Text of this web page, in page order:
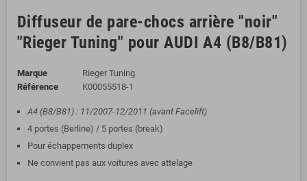
Diffuseur de pare-chocs arrière "noir"
"Rieger Tuning" pour AUDI A4 (B8/B81)
Marque
Rieger Tuning
Référence
K00055518-1
A4 (B8/B81) : 11/2007-12/2011 (avant Facelift)
4 portes (Berline) / 5 portes (break)
Pour échappements duplex
Ne convient pas aux voitures avec attelage